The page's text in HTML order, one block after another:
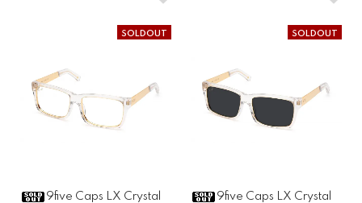
SOLDOUT
9five Caps LX Crystal
SOLDOUT
9five Caps LX Crystal